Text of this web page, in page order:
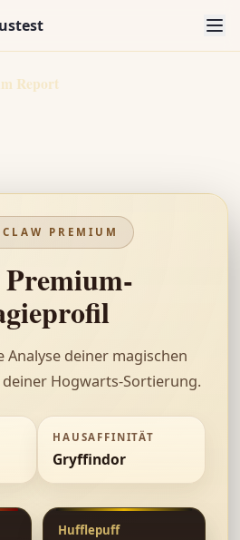
Report
PREMIUM
Analyse deiner magischen
Hogwarts-Sortierung.
HAUSAFFINITÄT
Gryffindor
Hufflepuff